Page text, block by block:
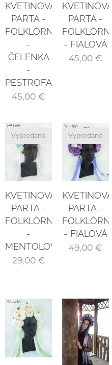
KVETINOVÁ
PARTA -
FOLKLÓRNA
-
ČELENKA
-
PESTROFAREBNÁ
45,00 €
KVETINOVÁ
PARTA -
FOLKLÓRNA
- FIALOVÁ
45,00 €
KVETINOVÁ
PARTA -
FOLKLÓRNA
-
MENTOLOVÁ
Vypredané
29,00€
KVETINOVÁ
PARTA -
FOLKLÓRNA
- FIALOVÁ
Vypredané
49,00 €